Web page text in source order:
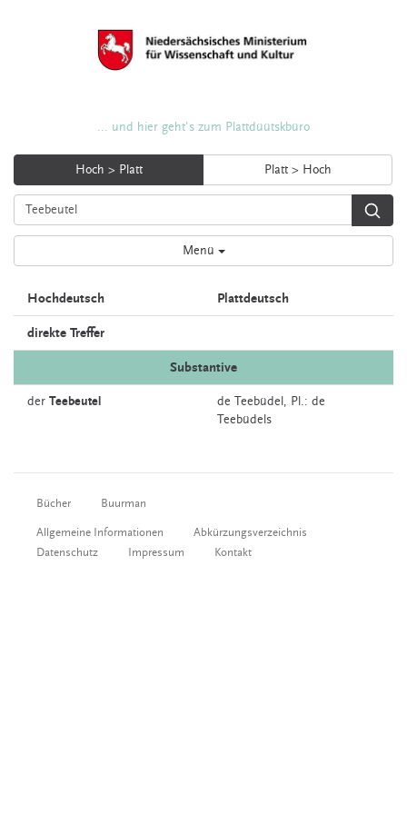
... und hier geht's zum Plattdüütskbüro
Hoch > Platt Platt > Hoch
Menü
Hochdeutsch Plattdeutsch
direkte Treffer
Substantive
der Teebeutel de Teebüdel , Pl.: de
Teebüdels
Bücher Buurman
Allgemeine Informationen
Abkürzungsverzeichnis
Datenschutz
Impressum Kontakt